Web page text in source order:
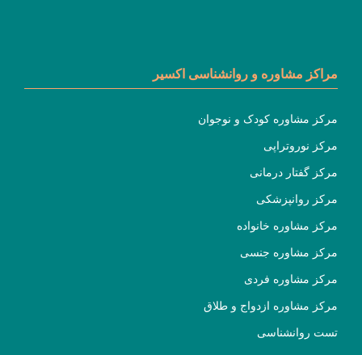
مراکز مشاوره و روانشناسی اکسیر
مرکز مشاوره کودک و نوجوان
مرکز نوروتراپی
مرکز گفتار درمانی
مرکز روانپزشکی
مرکز مشاوره خانواده
مرکز مشاوره جنسی
مرکز مشاوره فردی
مرکز مشاوره ازدواج و طلاق
تست روانشناسی